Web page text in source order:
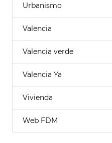
Urbanismo
Valencia
Valencia verde
Valencia Ya
Vivienda
Web FDM